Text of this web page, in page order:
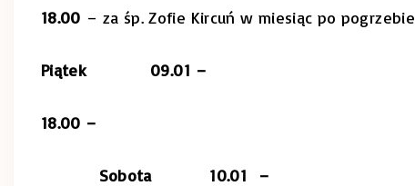
18.00 – za śp. Zofie Kircuń w miesiąc po pogrzebie
Piątek 09.01 –
18.00 –
Sobota 10.01 –